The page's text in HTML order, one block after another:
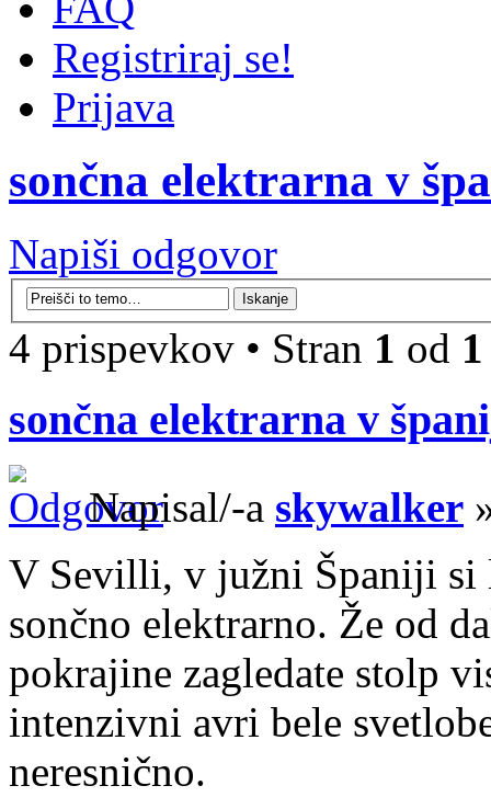
Registriraj se!
Prijava
sončna elektrarna v
Napiši odgovor
4 prispevkov • Stran 1 od 1
sončna elektrarna v
Napisal/-a skywalker
V Sevilli, v južni Španiji si
sončno elektrarno. Že od
pokrajine zagledate stolp
intenzivni avri bele
neresnično.